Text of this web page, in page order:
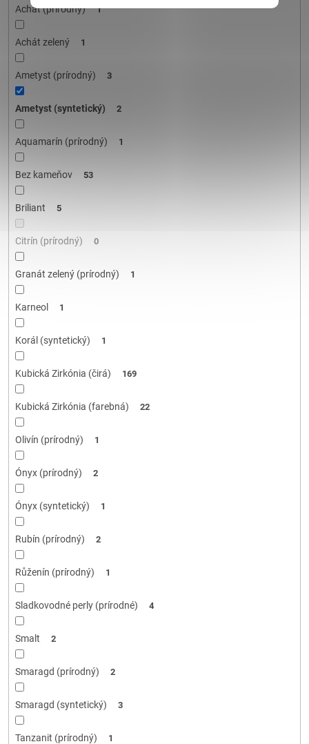
Achát (prírodný) 1
Achát zelený 1
Ametyst (prírodný) 3
Ametyst (syntetický) 2
Aquamarín (prírodný) 1
Bez kameňov 53
Briliant 5
Citrín (prírodný) 0
Granát zelený (prírodný) 1
Karneol 1
Korál (syntetický) 1
Kubická Zirkónia (čirá) 169
Kubická Zirkónia (farebná) 22
Olivín (prírodný) 1
Ónyx (prírodný) 2
Ónyx (syntetický) 1
Rubín (prírodný) 2
Růženín (prírodný) 1
Sladkovodné perly (prírodné) 4
Smalt 2
Smaragd (prírodný) 2
Smaragd (syntetický) 3
Tanzanit (prírodný) 1